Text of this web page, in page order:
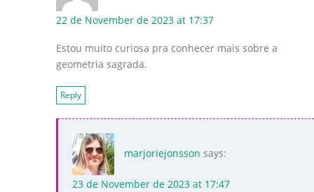
22 de November de 2023 at 17:37
Estou muito curiosa pra conhecer mais sobre a
geometria sagrada.
Reply
marjoriejonsson says:
23 de November de 2023 at 17:47